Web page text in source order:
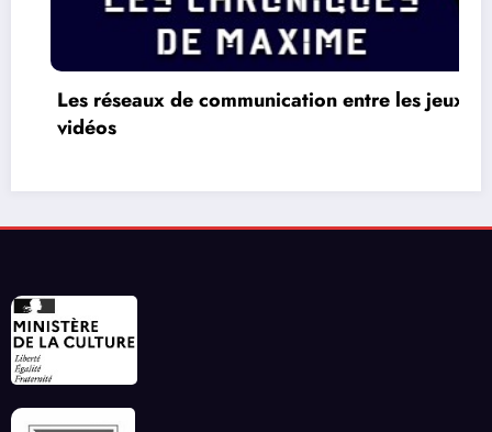
Les réseaux de communication entre les jeux
vidéos